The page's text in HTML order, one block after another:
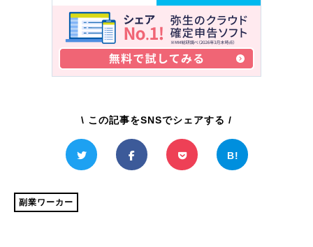
\ この記事をSNSでシェアする /
副業ワーカー